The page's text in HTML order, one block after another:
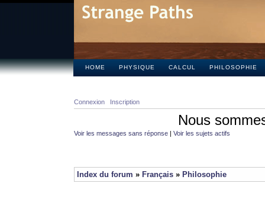
HOME PHYSIQUE CALCUL PHILOSOPHIE
Connexion Inscription
Nous
Voir les messages sans réponse | Voir les sujets actifs
Index du forum » Français » Philosophie